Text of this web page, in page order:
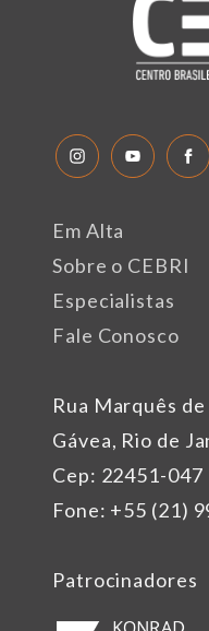
Rua Marquês
Gávea, Rio de
Cep: 22451-047
Fone: +55 (21)
Em Alta
Sobre o CEBRI
Especialistas
Fale Conosco
Patrocinadores